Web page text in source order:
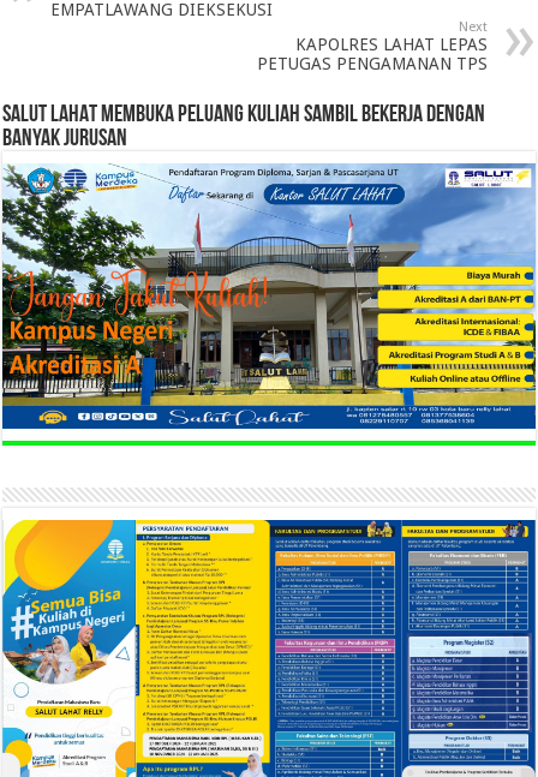
EMPATLAWANG DIEKSEKUSI
Next
KAPOLRES LAHAT LEPAS
PETUGAS PENGAMANAN TPS
SALUT LAHAT MEMBUKA PELUANG KULIAH SAMBIL BEKERJA DENGAN
BANYAK JURUSAN